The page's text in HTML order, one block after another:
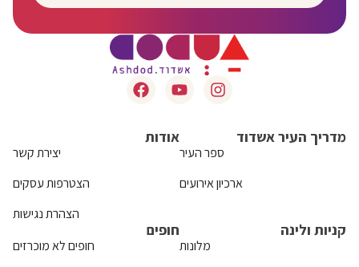
אודות
יצירת קשר
הצטרפות עסקים
הצהרת נגישות
מדריך העיר אשדוד
ספר העיר
ארכיון אירועים
חופים
חופים לא מוכרזים
קניות ולינה
מלונות